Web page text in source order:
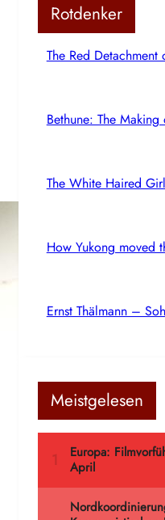
Rotdenker
The Red
Bethune: The
The White Haired Girl
How Yukong moved
Ernst Thälmann –
Meistgelesen